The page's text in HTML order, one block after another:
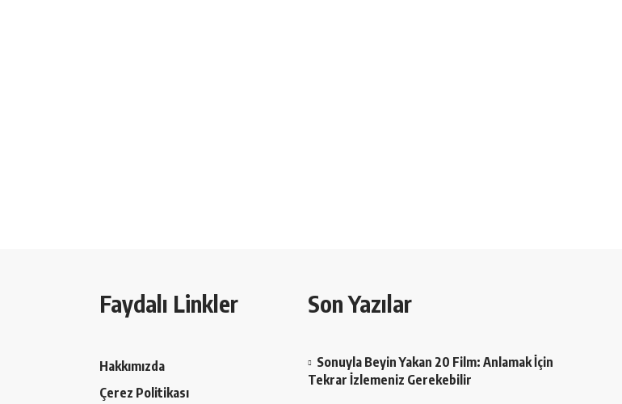
Faydalı Linkler
Hakkımızda
Çerez Politikası
Son Yazılar
Sonuyla Beyin Yakan 20 Film: Anlamak İçin
Tekrar İzlemeniz Gerekebilir